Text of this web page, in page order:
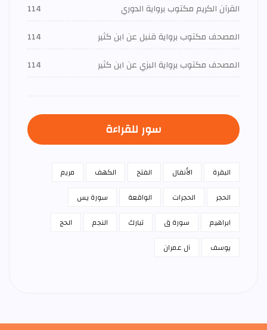
القرآن الكريم مكتوب برواية الدوري
114
المصحف مكتوب برواية قنبل عن ابن كثير
114
المصحف مكتوب برواية البزي عن ابن كثير
114
سور للقراءة
البقرة الأنفال الفتح الكهف
مريم
الحجر
الحجرات الواقعة
سورة يس
ابراهيم
سورة ق تبارك النجم
الحج
يوسف
آل عمران